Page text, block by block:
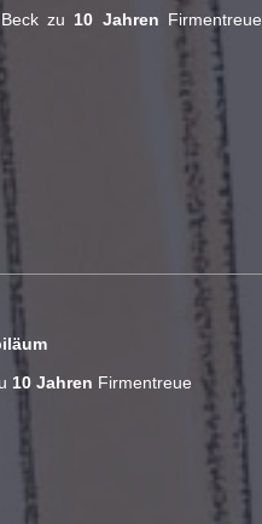
zu 10 Jahren Firmentreue
10 Jahren Firmentreue